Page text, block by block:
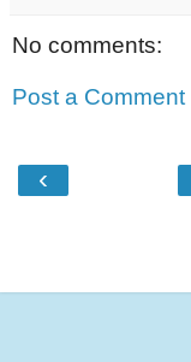
No comments:
Post a Comment
‹